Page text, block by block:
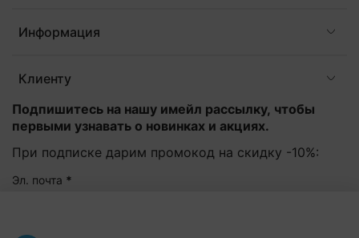
Информация
Клиенту
Подпишитесь на нашу имейл рассылку, чтобы
первыми узнавать о новинках и акциях.
При подписке дарим промокод на скидку -10%:
Эл. почта *